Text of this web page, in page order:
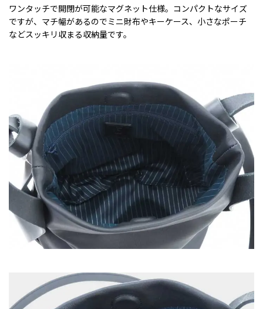
ワンタッチで開閉が可能なマグネット仕様。コンパクトなサイズ
ですが、マチ幅があるのでミニ財布やキーケース、小さなポーチ
などスッキリ収まる収納量です。